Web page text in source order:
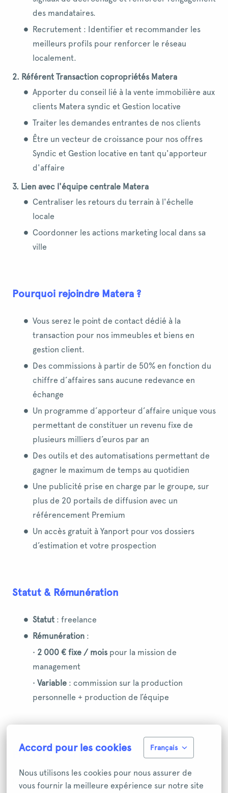
Accord pour les cookies Français
Nous utilisons les cookies pour nous assurer de
vous fournir la meilleure expérience sur notre site
des mandataires.
Recrutement : Identifier et recommander les
meilleurs profils pour renforcer le réseau
localement.
2. Référent Transaction copropriétés Matera
Apporter du conseil lié à la vente immobilière aux
clients Matera syndic et Gestion locative
Traiter les demandes entrantes de nos clients
Être un vecteur de croissance pour nos offres
Syndic et Gestion locative en tant qu'apporteur
d'affaire
3. Lien avec l'équipe centrale Matera
Centraliser les retours du terrain à l'échelle
locale
Coordonner les actions marketing local dans sa
ville
Pourquoi rejoindre Matera ?
Vous serez le point de contact dédié à la
transaction pour nos immeubles et biens en
gestion client.
Des commissions à partir de 50% en fonction du
chiffre d’affaires sans aucune redevance en
échange
Un programme d’apporteur d’affaire unique vous
permettant de constituer un revenu fixe de
plusieurs milliers d’euros par an
Des outils et des automatisations permettant de
gagner le maximum de temps au quotidien
Une publicité prise en charge par le groupe, sur
plus de 20 portails de diffusion avec un
référencement Premium
Un accès gratuit à Yanport pour vos dossiers
d’estimation et votre prospection
Statut & Rémunération
Statut : freelance
Rémunération :
• 2 000 € fixe / mois pour la mission de
management
• Variable : commission sur la production
personnelle + production de l’équipe
Pré-requis du poste
Idéalement, tu as